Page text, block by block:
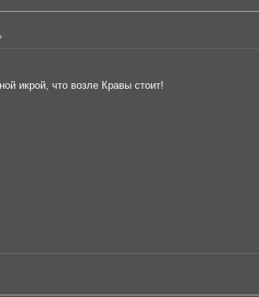
икрой, что возле Кравы стоит!